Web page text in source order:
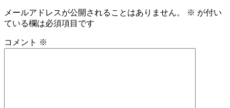
メールアドレスが公開されることはありません。 ※ が付い
ている欄は必須項目です
コメント ※